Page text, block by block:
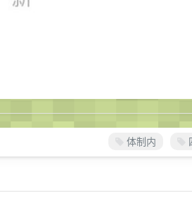
体制内